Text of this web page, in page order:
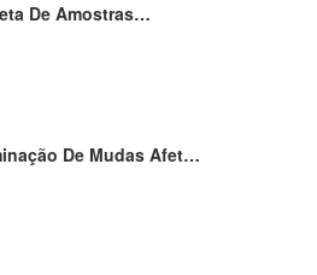
De Amostras…
De Mudas Afet…